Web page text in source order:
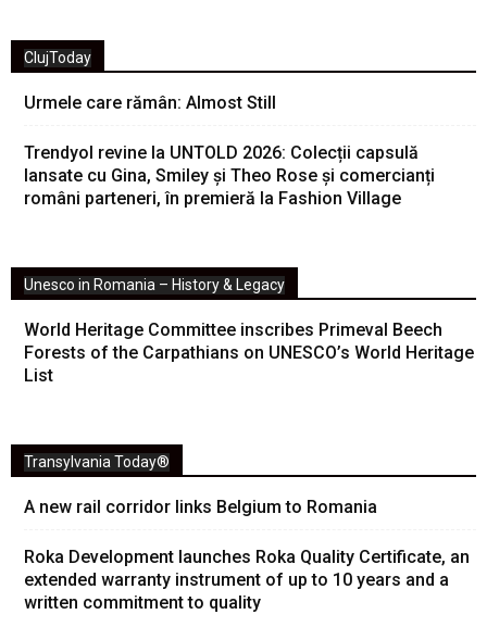
ClujToday
Urmele care rămân: Almost Still
Trendyol revine la UNTOLD 2026: Colecții capsulă
lansate cu Gina, Smiley și Theo Rose și comercianți
români parteneri, în premieră la Fashion Village
Unesco in Romania – History & Legacy
World Heritage Committee inscribes Primeval Beech
Forests of the Carpathians on UNESCO’s World Heritage
List
Transylvania Today®
A new rail corridor links Belgium to Romania
Roka Development launches Roka Quality Certificate, an
extended warranty instrument of up to 10 years and a
written commitment to quality